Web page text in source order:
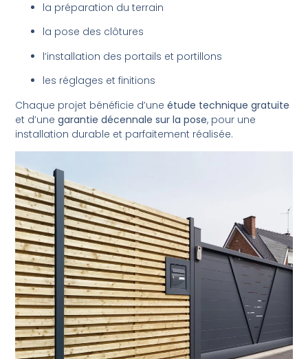
la préparation du terrain
la pose des clôtures
l’installation des portails et portillons
les réglages et finitions
Chaque projet bénéficie d’uneétude technique gratuite
et d’unegarantie décennale sur la pose, pour une
installation durable et parfaitement réalisée.